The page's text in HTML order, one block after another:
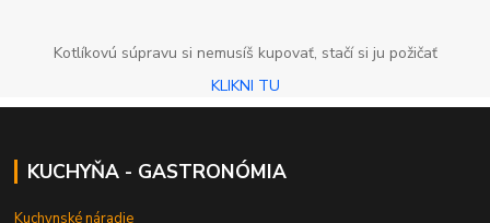
Kotlíkovú súpravu si nemusíš kupovať, stačí si ju požičať
KLIKNI TU
KUCHYŇA - GASTRONÓMIA
Kuchynské náradie